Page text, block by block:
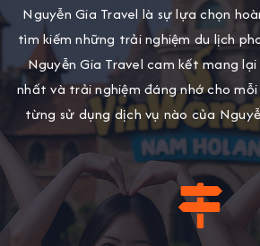
Nguyễn Gia Travel là sự lựa chọn
tìm kiếm những trải nghiệm du lịch
Nguyễn Gia Travel cam kết mang
nhất và trải nghiệm đáng nhớ cho
từng sử dụng dịch vụ nào của